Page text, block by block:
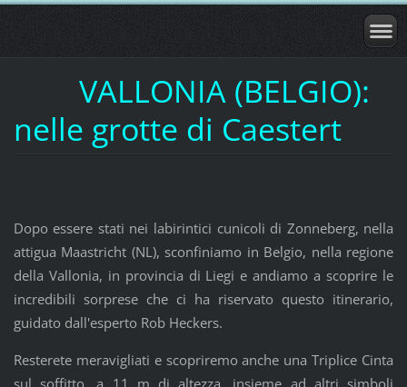
VALLONIA (BELGIO):
nelle grotte di Caestert
Dopo essere stati nei labirintici cunicoli di Zonneberg, nella
attigua Maastricht (NL), sconfiniamo in Belgio, nella regione
della Vallonia, in provincia di Liegi e andiamo a scoprire le
incredibili sorprese che ci ha riservato questo itinerario,
guidato dall'esperto Rob Heckers.
Resterete meravigliati e scopriremo anche una Triplice Cinta
sul soffitto, a 11 m di altezza, insieme ad altri simboli